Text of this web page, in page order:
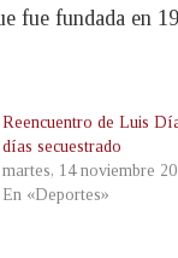
fue fundada en
Reencuentro de Luis
días secuestrado
martes, 14 noviembre
En «Deportes»